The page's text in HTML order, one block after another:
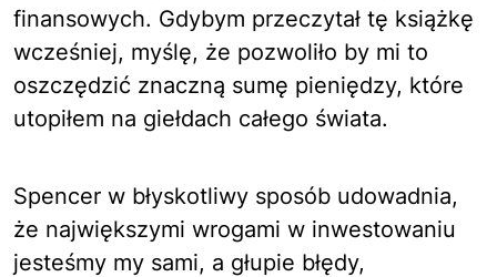
finansowych. Gdybym przeczytał tę książkę
wcześniej, myślę, że pozwoliło by mi to
oszczędzić znaczną sumę pieniędzy, które
utopiłem na giełdach całego świata.
Spencer w błyskotliwy sposób udowadnia,
że największymi wrogami w inwestowaniu
jesteśmy my sami, a głupie błędy,